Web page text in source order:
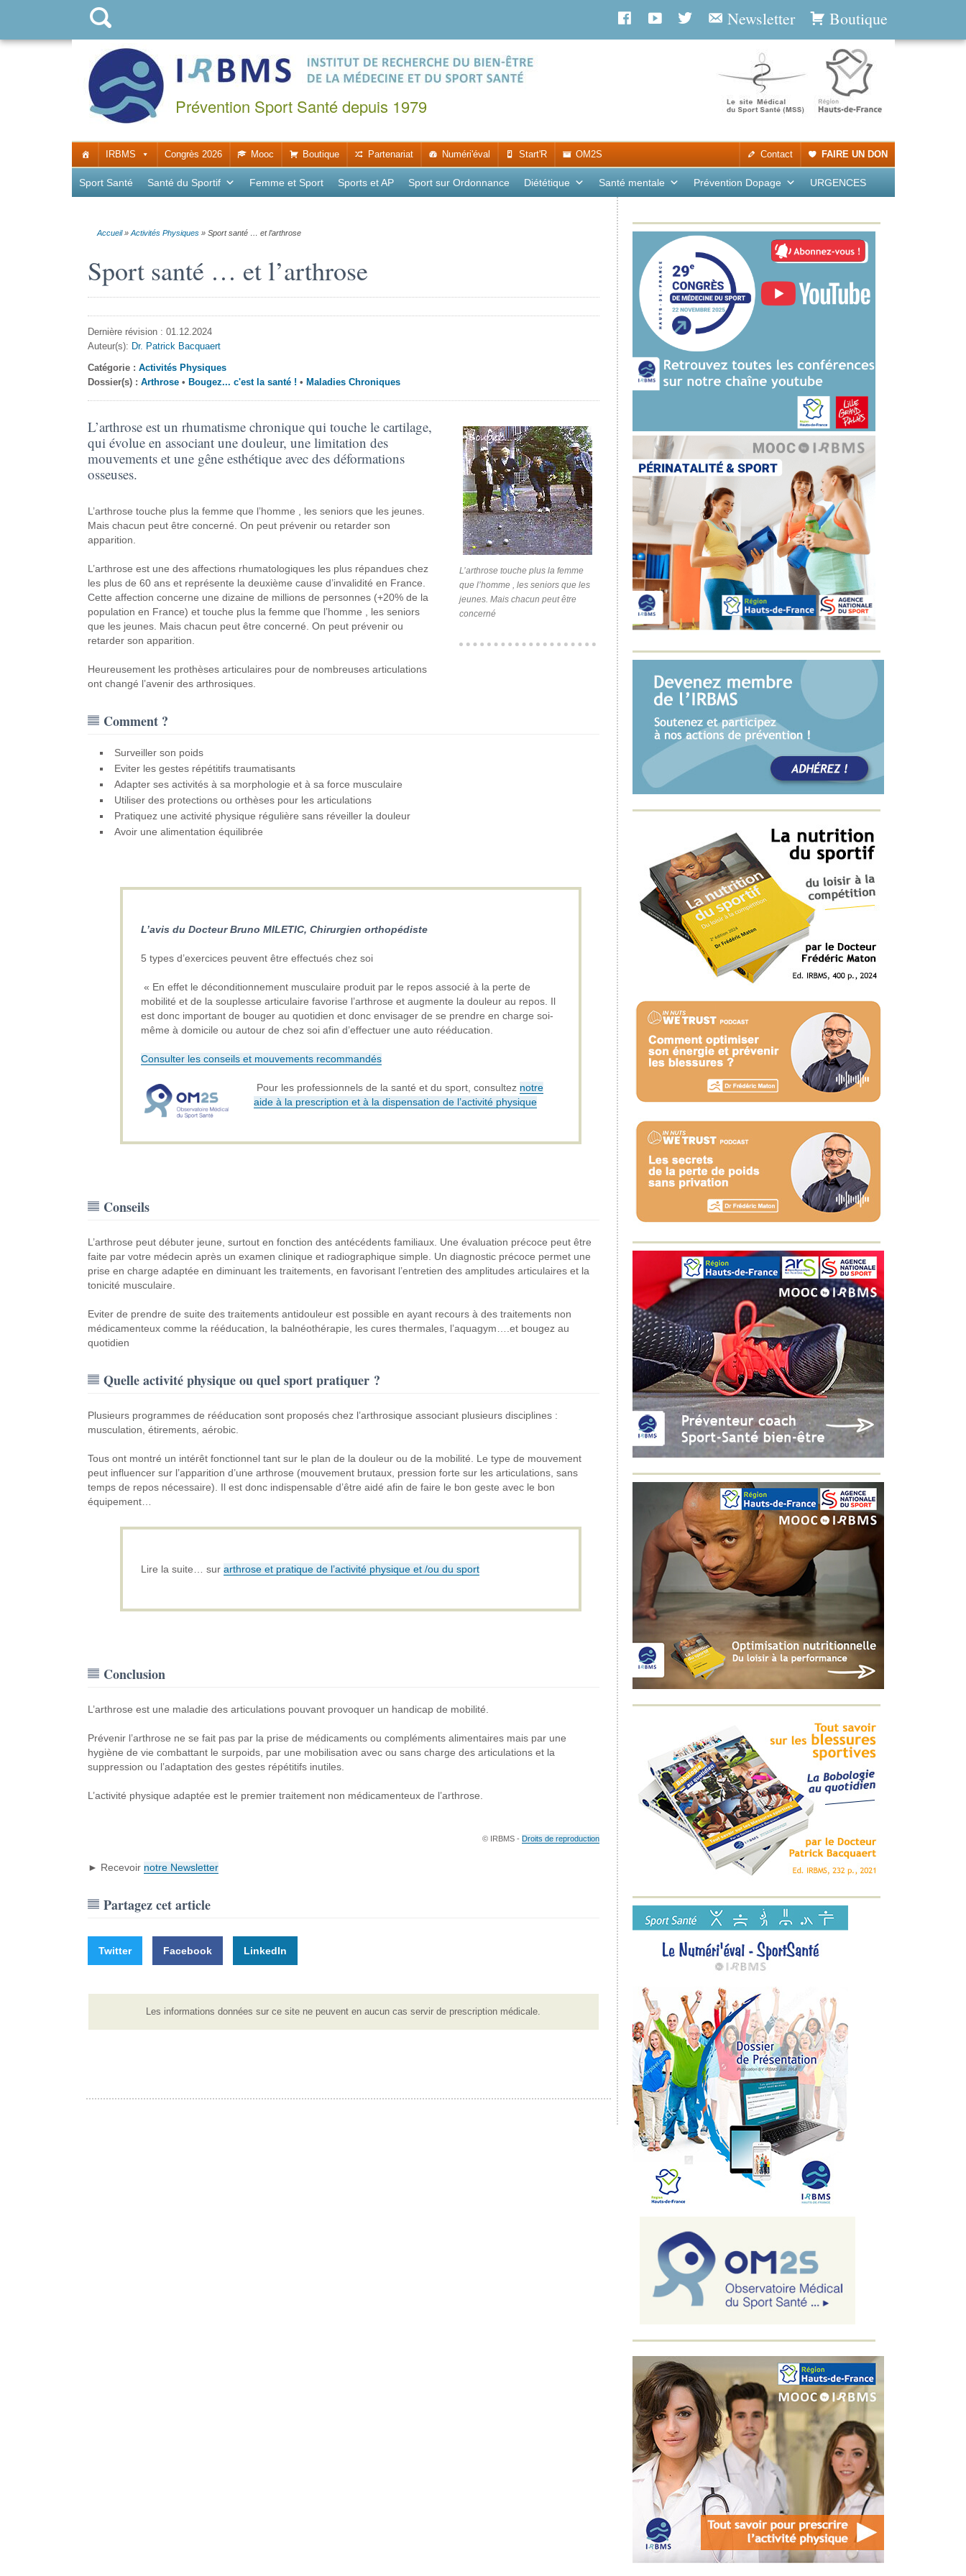
Boutique
Newsletter
Prévention Sport Santé depuis 1979
IRBMS Congrès 2026 Mooc Boutique Partenariat Numéri'éval Start'R OM2S FAIRE UN DON
Contact
Sport Santé Santé du Sportif Femme et Sport Sports et AP Sport sur Ordonnance Diététique Santé mentale Prévention Dopage URGENCES
Accueil» Activités Physiques» Sport santé … et l’arthrose
Sport santé … et l’arthrose
Dernière révision : 01.12.2024
Auteur(s): Dr. Patrick Bacquaert
Catégorie : Activités Physiques
Dossier(s) : Arthrose• Bougez... c'est la santé ! • Maladies Chroniques
L’arthrose touche plus la femme
que l’homme , les seniors que les
jeunes. Mais chacun peut être
concerné
L’arthrose est un rhumatisme chronique qui touche le cartilage,
qui évolue en associant une douleur, une limitation des
mouvements et une gêne esthétique avec des déformations
osseuses.
L’arthrose touche plus la femme que l’homme , les seniors que les jeunes.
Mais chacun peut être concerné. On peut prévenir ou retarder son
apparition.
L’arthrose est une des affections rhumatologiques les plus répandues chez
les plus de 60 ans et représente la deuxième cause d’invalidité en France.
Cette affection concerne une dizaine de millions de personnes (+20% de la
population en France) et touche plus la femme que l’homme , les seniors
que les jeunes. Mais chacun peut être concerné. On peut prévenir ou
retarder son apparition.
Heureusement les prothèses articulaires pour de nombreuses articulations
ont changé l’avenir des arthrosiques.
Comment ?
Surveiller son poids
Eviter les gestes répétitifs traumatisants
Adapter ses activités à sa morphologie et à sa force musculaire
Utiliser des protections ou orthèses pour les articulations
Pratiquez une activité physique régulière sans réveiller la douleur
Avoir une alimentation équilibrée
L’avis du Docteur Bruno MILETIC, Chirurgien orthopédiste
5 types d’exercices peuvent être effectués chez soi
« En effet le déconditionnement musculaire produit par le repos associé à la perte de
mobilité et de la souplesse articulaire favorise l’arthrose et augmente la douleur au repos. Il
est donc important de bouger au quotidien et donc envisager de se prendre en charge soi-
même à domicile ou autour de chez soi afin d’effectuer une auto rééducation.
Consulter les conseils et mouvements recommandés
Pour les professionnels de la santé et du sport, consultez notre
aide à la prescription et à la dispensation de l’activité physique
Conseils
L’arthrose peut débuter jeune, surtout en fonction des antécédents familiaux. Une évaluation précoce peut être
faite par votre médecin après un examen clinique et radiographique simple. Un diagnostic précoce permet une
prise en charge adaptée en diminuant les traitements, en favorisant l’entretien des amplitudes articulaires et la
tonicité musculaire.
Eviter de prendre de suite des traitements antidouleur est possible en ayant recours à des traitements non
médicamenteux comme la rééducation, la balnéothérapie, les cures thermales, l’aquagym….et bougez au
quotidien
Quelle activité physique ou quel sport pratiquer ?
Plusieurs programmes de rééducation sont proposés chez l’arthrosique associant plusieurs disciplines :
musculation, étirements, aérobic.
Tous ont montré un intérêt fonctionnel tant sur le plan de la douleur ou de la mobilité. Le type de mouvement
peut influencer sur l’apparition d’une arthrose (mouvement brutaux, pression forte sur les articulations, sans
temps de repos nécessaire). Il est donc indispensable d’être aidé afin de faire le bon geste avec le bon
équipement…
Lire la suite… sur arthrose et pratique de l’activité physique et /ou du sport
Conclusion
L’arthrose est une maladie des articulations pouvant provoquer un handicap de mobilité.
Prévenir l’arthrose ne se fait pas par la prise de médicaments ou compléments alimentaires mais par une
hygiène de vie combattant le surpoids, par une mobilisation avec ou sans charge des articulations et la
suppression ou l’adaptation des gestes répétitifs inutiles.
L’activité physique adaptée est le premier traitement non médicamenteux de l’arthrose.
© IRBMS - Droits de reproduction
► Recevoir notre Newsletter
Partagez cet article
Twitter Facebook LinkedIn
Les informations données sur ce site ne peuvent en aucun cas servir de prescription médicale.